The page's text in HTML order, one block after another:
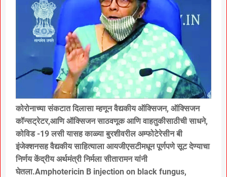
कोरोनाच्या संकटात दिलासा म्हणून वैद्यकीय ऑक्सिजन, ऑक्सिजन
कॉन्सट्रेटर,आणि ऑक्सिजन साठवणूक आणि वाहतुकीसाठीची साधने,
कोविड -19 लसी यासह काळ्या बुरशीवरील अम्फोटेरेसीन बी
इंजेक्शनसह वैद्यकीय साहित्याला आयजीएसटीमधून पूर्णपणे सूट देण्याचा
निर्णय केंद्रीय अर्थमंत्री निर्मला सीतारामन यांनी
घेतला.Amphotericin B injection on black fungus,